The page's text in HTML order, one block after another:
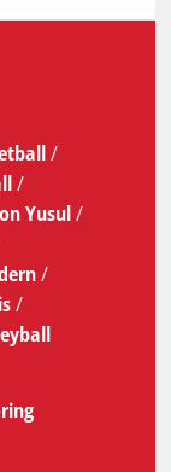
/
/
Yusul/
/
/